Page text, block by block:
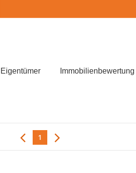
Eigentümer Immobilienbewertung
1